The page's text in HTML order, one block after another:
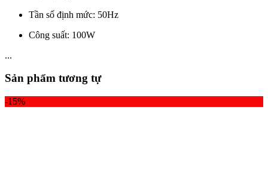
Tần số định mức: 50Hz
Công suất: 100W
...
Sản phẩm tương tự
-15%